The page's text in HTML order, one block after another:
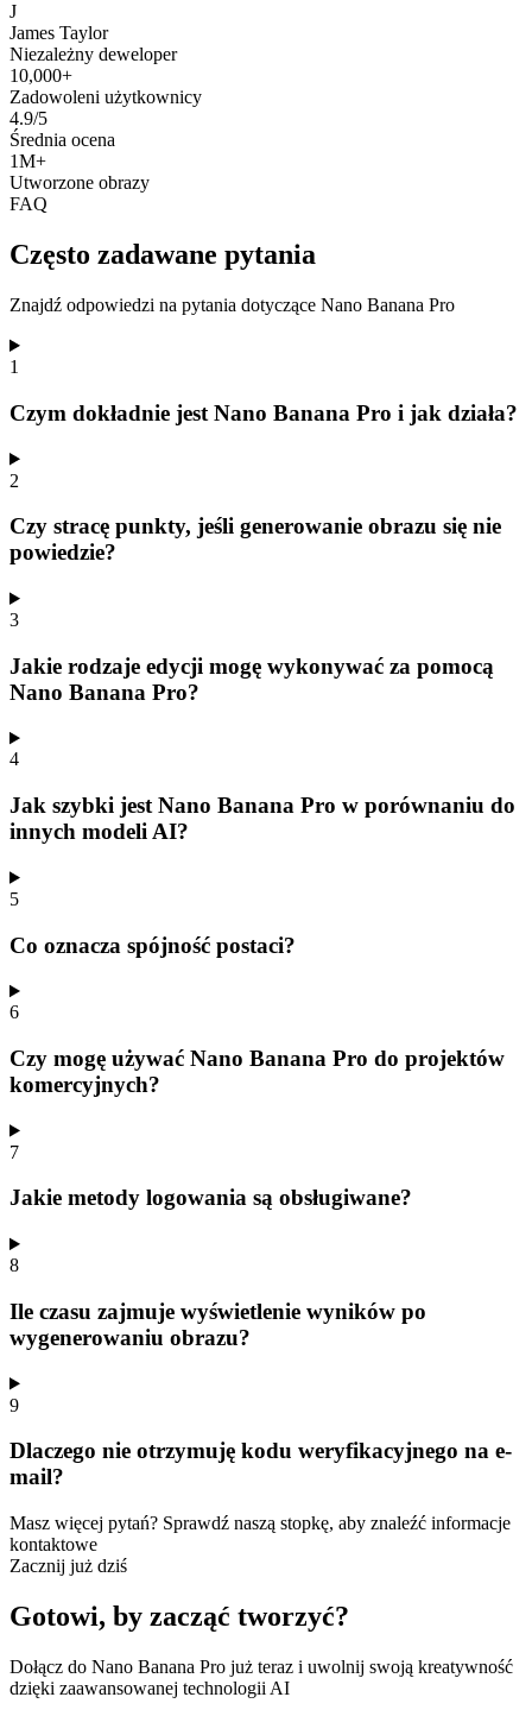
J
James Taylor
Niezależny deweloper
10,000+
Zadowoleni użytkownicy
4.9/5
Średnia ocena
1M+
Utworzone obrazy
FAQ
Często zadawane pytania
Znajdź odpowiedzi na pytania dotyczące Nano Banana Pro
1
Czym dokładnie jest Nano Banana Pro i jak działa?
2
Czy stracę punkty, jeśli generowanie obrazu się nie
powiedzie?
3
Jakie rodzaje edycji mogę wykonywać za pomocą
Nano Banana Pro?
4
Jak szybki jest Nano Banana Pro w porównaniu do
innych modeli AI?
5
Co oznacza spójność postaci?
6
Czy mogę używać Nano Banana Pro do projektów
komercyjnych?
7
Jakie metody logowania są obsługiwane?
8
Ile czasu zajmuje wyświetlenie wyników po
wygenerowaniu obrazu?
9
Dlaczego nie otrzymuję kodu weryfikacyjnego na e-
mail?
Masz więcej pytań? Sprawdź naszą stopkę, aby znaleźć informacje
kontaktowe
Zacznij już dziś
Gotowi, by zacząć tworzyć?
Dołącz do Nano Banana Pro już teraz i uwolnij swoją kreatywność
dzięki zaawansowanej technologii AI